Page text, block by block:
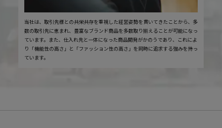
当社は、取引先様との共栄共存を重視した経営姿勢を貫いてきたことから、多
数の取引先に恵まれ、豊富なブランド商品を多数取り揃えることが可能になっ
ています。また、仕入れ先と一体になった商品開発がかのうであり、これによ
り「機能性の高さ」と「ファッション性の高さ」を同時に追求する強みを持っ
ています。